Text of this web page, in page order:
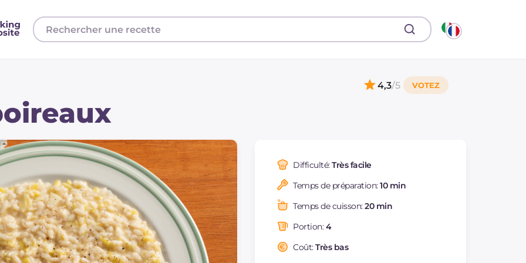
4,3/5
Difficulté:Très facile
Temps de préparation:10 min
Temps de cuisson:20 min
Portion:4
Coût:Très bas